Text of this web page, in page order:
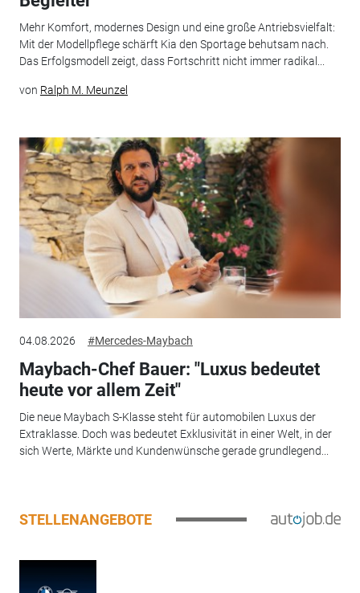
Mehr Komfort, modernes Design und eine große Antriebsvielfalt:
Mit der Modellpflege schärft Kia den Sportage behutsam nach.
Das Erfolgsmodell zeigt, dass Fortschritt nicht immer radikal...
von Ralph M. Meunzel
04.08.2026 #Mercedes-Maybach
Maybach-Chef Bauer: "Luxus bedeutet
heute vor allem Zeit"
Die neue Maybach S-Klasse steht für automobilen Luxus der
Extraklasse. Doch was bedeutet Exklusivität in einer Welt, in der
sich Werte, Märkte und Kundenwünsche gerade grundlegend...
STELLENANGEBOTE